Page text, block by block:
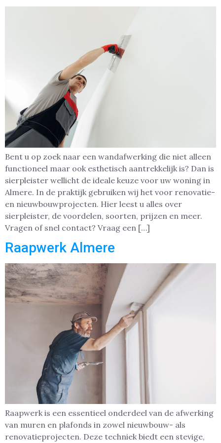
Bent u op zoek naar een wandafwerking die niet alleen
functioneel maar ook esthetisch aantrekkelijk is? Dan is
sierpleister wellicht de ideale keuze voor uw woning in
Almere. In de praktijk gebruiken wij het voor renovatie-
en nieuwbouwprojecten. Hier leest u alles over
sierpleister, de voordelen, soorten, prijzen en meer.
Vragen of snel contact? Vraag een […]
Raapwerk Almere
Raapwerk is een essentieel onderdeel van de afwerking
van muren en plafonds in zowel nieuwbouw- als
renovatieprojecten. Deze techniek biedt een stevige,